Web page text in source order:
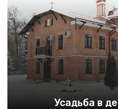
Усадьба в